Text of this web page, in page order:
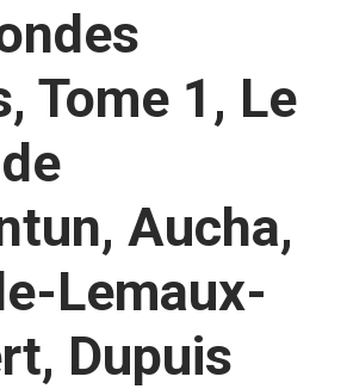
Tome 1, Le
Aucha,
Lemaux-
Dupuis